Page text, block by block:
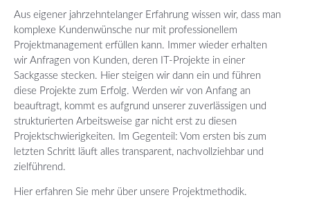
Aus eigener jahrzehntelanger Erfahrung wissen wir, dass man
komplexe Kundenwünsche nur mit professionellem
Projektmanagement erfüllen kann. Immer wieder erhalten
wir Anfragen von Kunden, deren IT-Projekte in einer
Sackgasse stecken. Hier steigen wir dann ein und führen
diese Projekte zum Erfolg. Werden wir von Anfang an
beauftragt, kommt es aufgrund unserer zuverlässigen und
strukturierten Arbeitsweise gar nicht erst zu diesen
Projektschwierigkeiten. Im Gegenteil: Vom ersten bis zum
letzten Schritt läuft alles transparent, nachvollziehbar und
zielführend.
Hier erfahren Sie mehr über unsere Projektmethodik.